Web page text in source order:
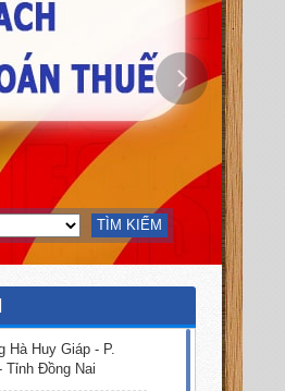
TÌM KIẾM
Hà Huy Giáp - P.
Tỉnh Đồng Nai